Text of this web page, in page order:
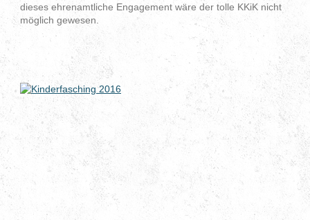
dieses ehrenamtliche Engagement wäre der tolle KKiK nicht
möglich gewesen.